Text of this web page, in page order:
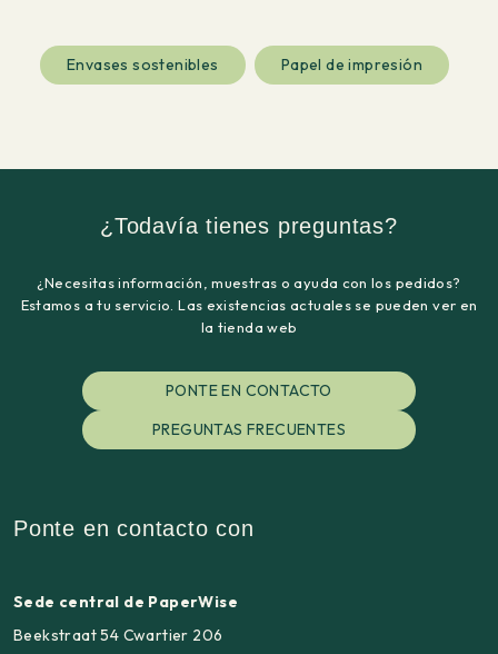
Envases sostenibles Papel de impresión
¿Todavía tienes preguntas?
¿Necesitas información, muestras o ayuda con los pedidos?
Estamos a tu servicio. Las existencias actuales se pueden ver en
la tienda web
PONTE EN CONTACTO
PREGUNTAS FRECUENTES
Ponte en contacto con
Sede central de PaperWise
Beekstraat 54 Cwartier 206